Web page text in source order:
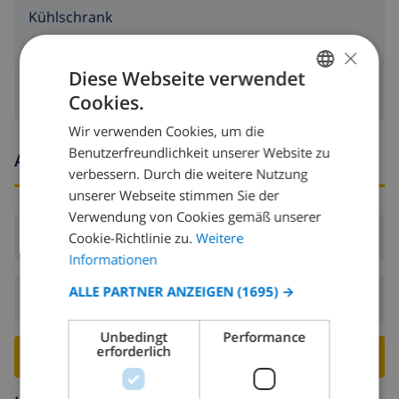
Kühlschrank
Ankunfts- und abfahrtszeiten
Ankunft:Ab 16:00 vor 19:00
Abreise:Vor: 10:00
VILLA BUCHEN ›
DUTCH
SPANISH
GERMAN
ITALIAN
DANISH
×
Diese Webseite verwendet
Cookies.
Wir verwenden Cookies, um die
Benutzerfreundlichkeit unserer Website zu
verbessern. Durch die weitere Nutzung
unserer Webseite stimmen Sie der
Verwendung von Cookies gemäß unserer
Cookie-Richtlinie zu. Weitere
Informationen
ALLE PARTNER ANZEIGEN (1695) →
Unbedingt
erforderlich
Performance